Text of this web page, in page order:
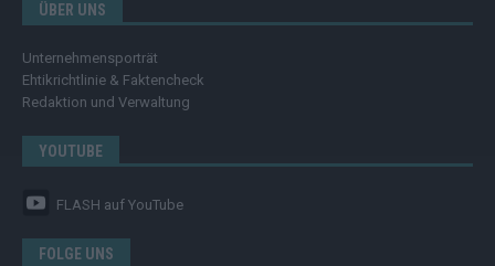
ÜBER UNS
Unternehmensporträt
Ehtikrichtlinie & Faktencheck
Redaktion und Verwaltung
YOUTUBE
FLASH auf YouTube
FOLGE UNS